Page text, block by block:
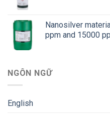
Nanosilver
ppm and 15000
NGÔN NGỮ
English